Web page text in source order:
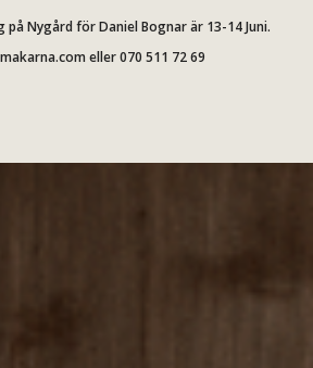
på Nygård för Daniel Bognar är 13-14 Juni.
eller 070 511 72 69